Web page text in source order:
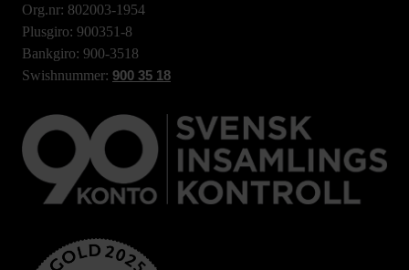
Org.nr: 802003-1954
Plusgiro: 900351-8
Bankgiro: 900-3518
Swishnummer: 900 35 18